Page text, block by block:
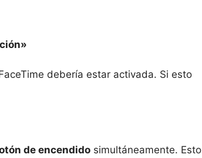
debería estar activada. Si esto
de encendido simultáneamente. Esto